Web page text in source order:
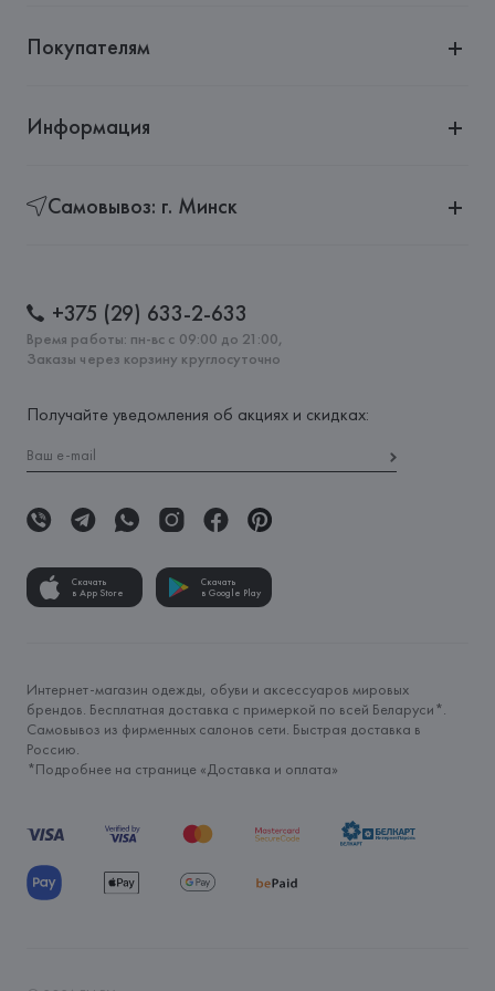
Покупателям
Информация
Самовывоз: г. Минск
+375 (29) 633-2-633
Время работы: пн-вс с 09:00 до 21:00,
Заказы через корзину круглосуточно
Получайте уведомления об акциях и скидках:
Скачать
в App Store
Скачать
в Google Play
Интернет-магазин одежды, обуви и аксессуаров мировых
брендов. Бесплатная доставка с примеркой по всей Беларуси*.
Самовывоз из фирменных салонов сети. Быстрая доставка в
Россию.
*Подробнее на странице «Доставка и оплата»